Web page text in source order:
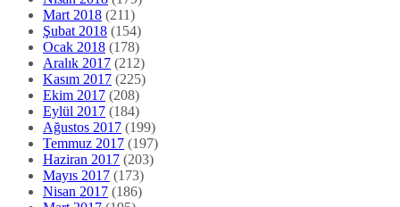
Mart 2018 (211)
Şubat 2018 (154)
Ocak 2018 (178)
Aralık 2017 (212)
Kasım 2017 (225)
Ekim 2017 (208)
Eylül 2017 (184)
Ağustos 2017 (199)
Temmuz 2017 (197)
Haziran 2017 (203)
Mayıs 2017 (173)
Nisan 2017 (186)